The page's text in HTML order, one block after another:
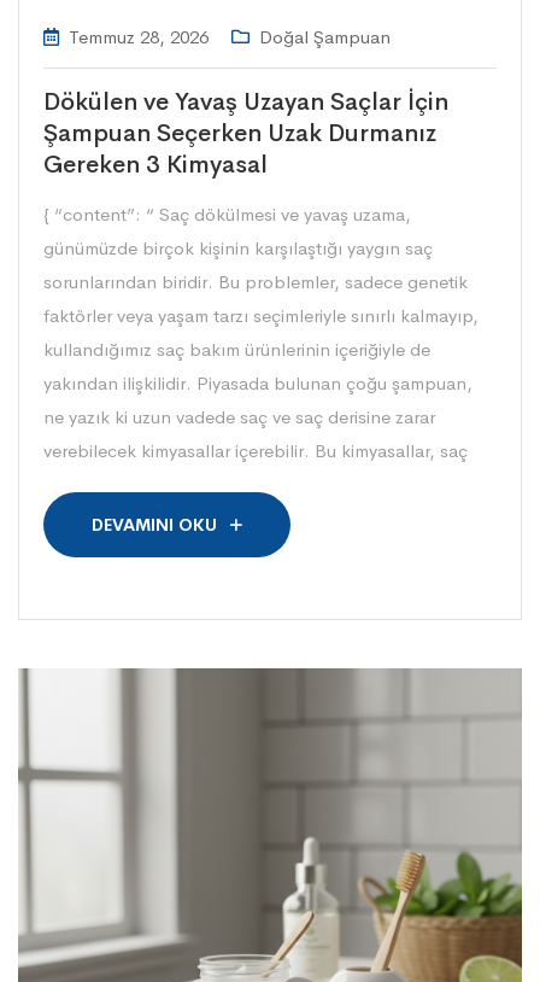
Temmuz 28, 2026 Doğal Şampuan
Dökülen ve Yavaş Uzayan Saçlar İçin
Şampuan Seçerken Uzak Durmanız
Gereken 3 Kimyasal
{ “content”: “ Saç dökülmesi ve yavaş uzama,
günümüzde birçok kişinin karşılaştığı yaygın saç
sorunlarından biridir. Bu problemler, sadece genetik
faktörler veya yaşam tarzı seçimleriyle sınırlı kalmayıp,
kullandığımız saç bakım ürünlerinin içeriğiyle de
yakından ilişkilidir. Piyasada bulunan çoğu şampuan,
ne yazık ki uzun vadede saç ve saç derisine zarar
verebilecek kimyasallar içerebilir. Bu kimyasallar, saç
DEVAMINI OKU